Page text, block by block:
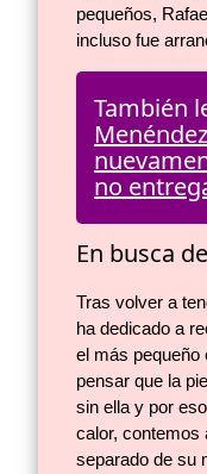
pequeños,
incluso fue
También
no
En busca
Tras volver a
ha dedicado a
el más pequeño
pensar que la
sin ella y por
calor, contemos
separado de su